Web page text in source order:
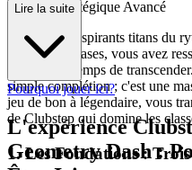
n Guide Stratégique Avancé
Bienvenue, aspirants titans du
conquis les bases, vous avez
maintenant temps de
simple complétion ; c'est une
jeu de bon à légendaire, vous
de Clubstep qui domine les
1. Les Fondations :
Lire la suite
Pourquoi jouer ici?
L'expérience
Geometry Dash :